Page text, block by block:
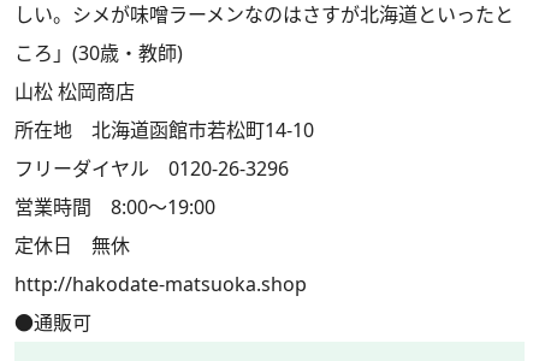
しい。シメが味噌ラーメンなのはさすが北海道といったと
ころ」(30歳・教師)
山松 松岡商店
所在地 北海道函館市若松町14-10
フリーダイヤル 0120-26-3296
営業時間 8:00～19:00
定休日 無休
http://hakodate-matsuoka.shop
●通販可